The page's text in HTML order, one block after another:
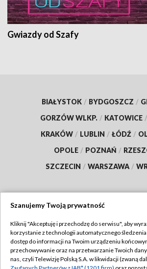
Gwiazdy od Szafy
BIAŁYSTOK / BYDGOSZCZ /
GORZÓW WLKP. / KATOWICE /
KRAKÓW / LUBLIN / ŁÓDŹ /
OPOLE / POZNAŃ /
SZCZECIN / WARSZAWA /
TVP
Abonament TVP
Emisja w TVP
Regulamin TVP
Szanujemy Twoją prywatność
Kliknij "Akceptuję i przechodzę do serwisu", aby
korzystanie z technologii automatycznego śledzenia
dostęp do informacji na Twoim urządzeniu
przechowywanie oraz na przetwarzanie Twoich
nas, czyli Telewizję Polską S.A. w likwidacji (zwaną